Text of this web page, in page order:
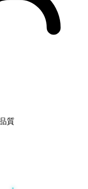
質